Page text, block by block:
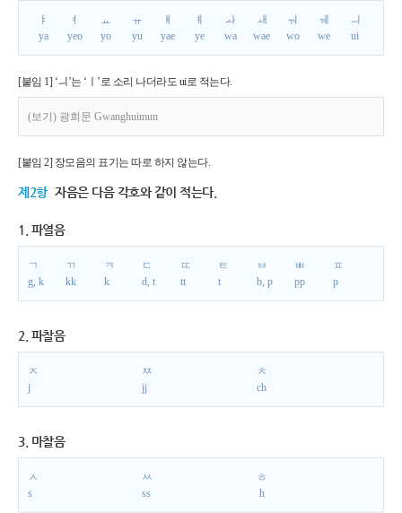
ㅑ
ya
ㅕ
yeo
ㅛ
yo
ㅠ
yu
ㅒ
yae
ㅖ
ye
ㅘ
wa
ㅙ
wae
ㅝ
wo
ㅞ
we
ㅢ
ui
[붙임 1] ‘ㅢ’는 ‘ㅣ’로 소리 나더라도 ui로 적는다.
(보기) 광희문 Gwanghuimun
[붙임 2] 장모음의 표기는 따로 하지 않는다.
제2항 자음은 다음 각호와 같이 적는다.
1. 파열음
ㄱ
g, k
ㄲ
kk
ㅋ
k
ㄷ
d, t
ㄸ
tt
ㅌ
t
ㅂ
b, p
ㅃ
pp
ㅍ
p
2. 파찰음
ㅈ
j
ㅉ
jj
ㅊ
ch
3. 마찰음
ㅅ
s
ㅆ
ss
ㅎ
h